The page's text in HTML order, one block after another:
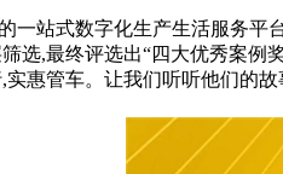
一站式数字化生产生活服务平
选,最终评选出“四大优秀案
惠管车。让我们听听他们的故